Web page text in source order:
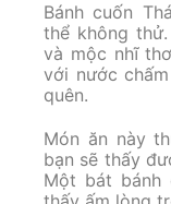
Bánh cuốn
thể không
và mộc nhĩ
với nước
quên.
Món ăn này
bạn sẽ thấy
Một bát bánh